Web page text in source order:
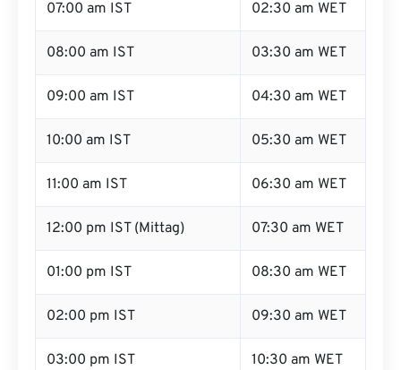
07:00 am IST 02:30 am WET
08:00 am IST 03:30 am WET
09:00 am IST 04:30 am WET
10:00 am IST 05:30 am WET
11:00 am IST 06:30 am WET
12:00 pm IST (Mittag) 07:30 am WET
01:00 pm IST 08:30 am WET
02:00 pm IST 09:30 am WET
03:00 pm IST 10:30 am WET